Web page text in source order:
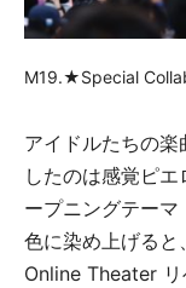
M19.★Special
アイドルたちの
したのは感覚ピ
ープニングテー
色に染め上げると
Online Theater